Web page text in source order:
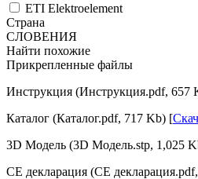
ETI Elektroelement
Страна
СЛОВЕНИЯ
Найти похожие
Прикрепленные файлы
Инструкция (Инструкция.pdf, 657
Каталог (Каталог.pdf, 717 Kb) [
3D Модель (3D Модель.stp, 1,025
CE декларация (CE